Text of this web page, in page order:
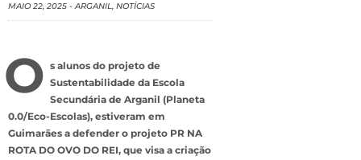
MAIO 22, 2025 -ARGANIL, NOTÍCIAS
O s alunos do projeto de
Sustentabilidade da Escola
Secundária de Arganil (Planeta
0.0/Eco-Escolas), estiveram em
Guimarães a defender o projeto PR NA
ROTA DO OVO DO REI, que visa a criação